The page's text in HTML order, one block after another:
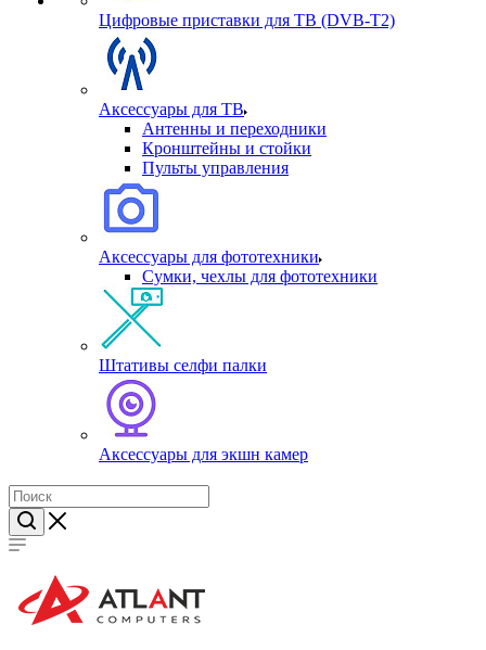
Цифровые приставки для ТВ (DVB-T2)
Аксессуары для ТВ
Антенны и переходники
Кронштейны и стойки
Пульты управления
Аксессуары для фототехники
Сумки, чехлы для фототехники
Штативы селфи палки
Аксессуары для экшн камер